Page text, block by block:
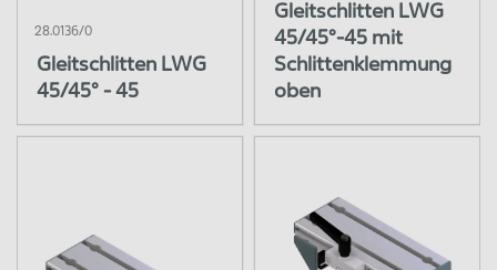
28.0136/0
Gleitschlitten LWG
45/45° - 45
Gleitschlitten LWG
45/45°-45 mit
Schlittenklemmung
oben